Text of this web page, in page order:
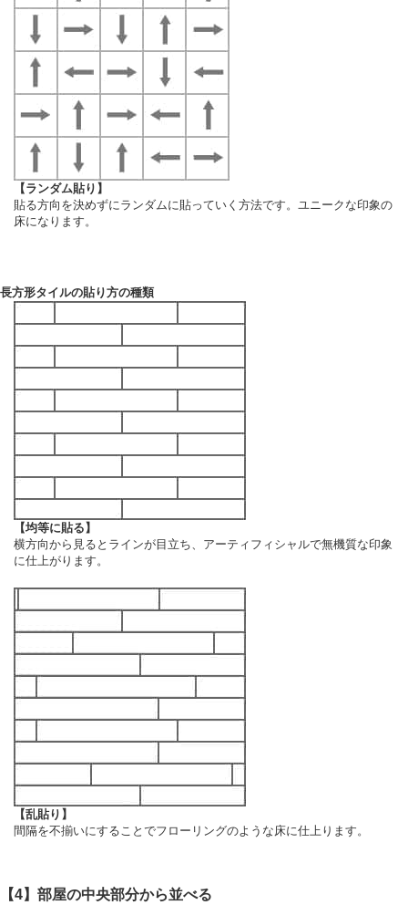
【ランダム貼り】
貼る方向を決めずにランダムに貼っていく方法です。ユニークな印象の
床になります。
長方形タイルの貼り方の種類
【均等に貼る】
横方向から見るとラインが目立ち、アーティフィシャルで無機質な印象
に仕上がります。
【乱貼り】
間隔を不揃いにすることでフローリングのような床に仕上ります。
【4】部屋の中央部分から並べる